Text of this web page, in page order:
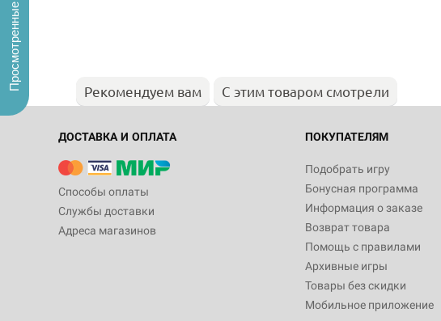
Рекомендуем вам С этим товаром смотрели
ДОСТАВКА И ОПЛАТА
Способы оплаты
Службы доставки
Адреса магазинов
ПОКУПАТЕЛЯМ
Подобрать игру
Бонусная программа
Информация о заказе
Возврат товара
Помощь с правилами
Архивные игры
Товары без скидки
Мобильное приложение
Просмотренные